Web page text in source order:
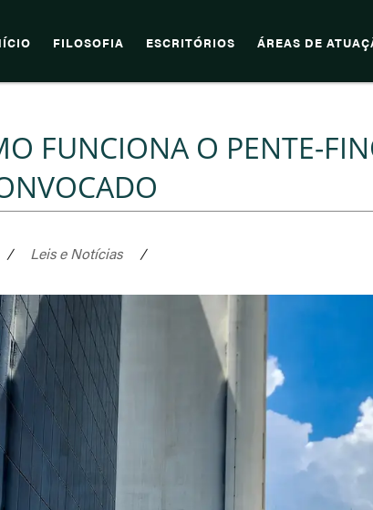
FILOSOFIA ESCRITÓRIOS ÁREAS DE
FUNCIONA O PENTE-
/ Leis e Notícias /